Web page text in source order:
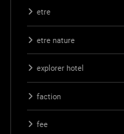
etre
etre nature
explorer hotel
faction
fee